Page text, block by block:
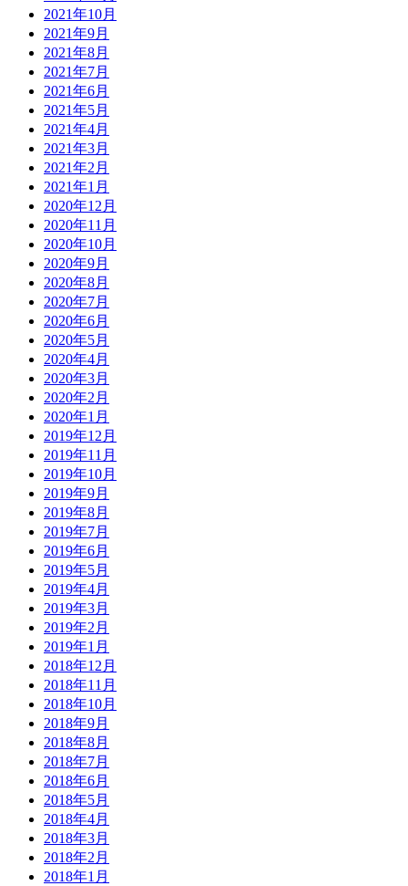
2021年10月
2021年9月
2021年8月
2021年7月
2021年6月
2021年5月
2021年4月
2021年3月
2021年2月
2021年1月
2020年12月
2020年11月
2020年10月
2020年9月
2020年8月
2020年7月
2020年6月
2020年5月
2020年4月
2020年3月
2020年2月
2020年1月
2019年12月
2019年11月
2019年10月
2019年9月
2019年8月
2019年7月
2019年6月
2019年5月
2019年4月
2019年3月
2019年2月
2019年1月
2018年12月
2018年11月
2018年10月
2018年9月
2018年8月
2018年7月
2018年6月
2018年5月
2018年4月
2018年3月
2018年2月
2018年1月